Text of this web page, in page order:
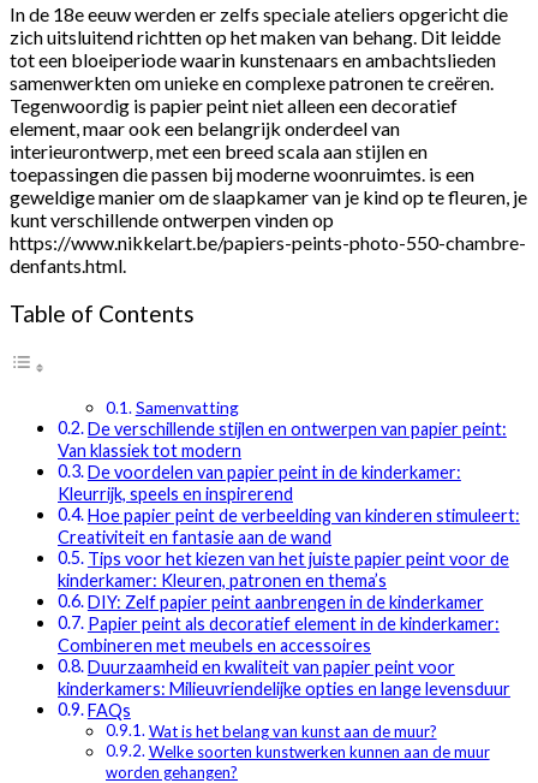
In de 18e eeuw werden er zelfs speciale ateliers opgericht die
zich uitsluitend richtten op het maken van behang. Dit leidde
tot een bloeiperiode waarin kunstenaars en ambachtslieden
samenwerkten om unieke en complexe patronen te creëren.
Tegenwoordig is papier peint niet alleen een decoratief
element, maar ook een belangrijk onderdeel van
interieurontwerp, met een breed scala aan stijlen en
toepassingen die passen bij moderne woonruimtes. is een
geweldige manier om de slaapkamer van je kind op te fleuren, je
kunt verschillende ontwerpen vinden op
https://www.nikkelart.be/papiers-peints-photo-550-chambre-
denfants.html.
Table of Contents
Samenvatting
De verschillende stijlen en ontwerpen van papier peint:
Van klassiek tot modern
De voordelen van papier peint in de kinderkamer:
Kleurrijk, speels en inspirerend
Hoe papier peint de verbeelding van kinderen stimuleert:
Creativiteit en fantasie aan de wand
Tips voor het kiezen van het juiste papier peint voor de
kinderkamer: Kleuren, patronen en thema’s
DIY: Zelf papier peint aanbrengen in de kinderkamer
Papier peint als decoratief element in de kinderkamer:
Combineren met meubels en accessoires
Duurzaamheid en kwaliteit van papier peint voor
kinderkamers: Milieuvriendelijke opties en lange levensduur
FAQs
Wat is het belang van kunst aan de muur?
Welke soorten kunstwerken kunnen aan de muur
worden gehangen?